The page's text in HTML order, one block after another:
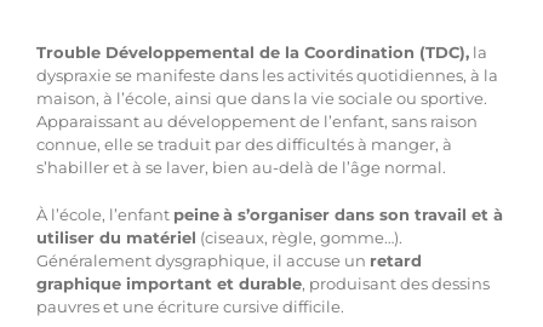
Trouble Développemental de la Coordination (TDC), la
dyspraxiese manifeste dans les activités quotidiennes, à la
maison, à l’école, ainsi que dans la vie sociale ou sportive.
Apparaissant au développement de l’enfant, sans raison
connue, elle se traduit par des difficultés à manger, à
s’habiller et à se laver, bien au-delà de l’âge normal.
À l’école, l’enfant peineà s’organiser dans son travail et à
utiliser du matériel (ciseaux, règle, gomme…).
Généralementdysgraphique, il accuse un retard
graphique important et durable, produisant des dessins
pauvres et une écriture cursive difficile.